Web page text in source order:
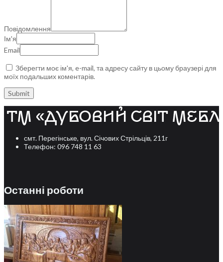
Повідомлення
Ім'я
Email
Зберегти моє ім'я, e-mail, та адресу сайту в цьому браузері для
моїх подальших коментарів.
смт. Перегінське, вул. Січових Стрільців, 211г
Телефон: 096 748 11 63
Останні роботи